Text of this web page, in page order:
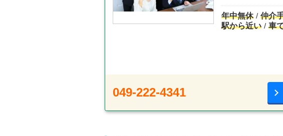
年中無休 仲介
駅から近い
車
049-222-4341